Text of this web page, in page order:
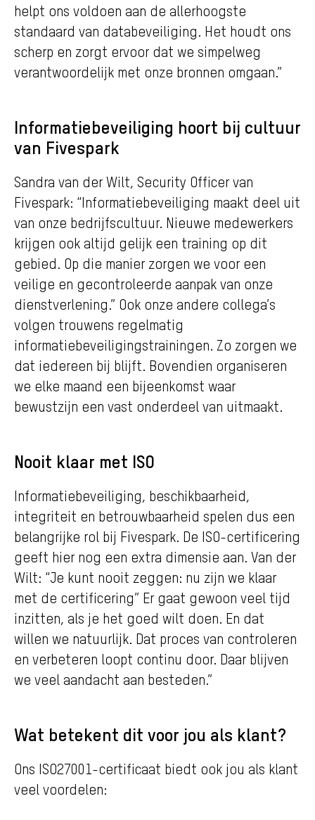
helpt ons voldoen aan de allerhoogste
standaard van databeveiliging. Het houdt ons
scherp en zorgt ervoor dat we simpelweg
verantwoordelijk met onze bronnen omgaan.”
Informatiebeveiliging hoort bij cultuur
van Fivespark
Sandra van der Wilt, Security Officer van
Fivespark: “Informatiebeveiliging maakt deel uit
van onze bedrijfscultuur. Nieuwe medewerkers
krijgen ook altijd gelijk een training op dit
gebied. Op die manier zorgen we voor een
veilige en gecontroleerde aanpak van onze
dienstverlening.” Ook onze andere collega’s
volgen trouwens regelmatig
informatiebeveiligingstrainingen. Zo zorgen we
dat iedereen bij blijft. Bovendien organiseren
we elke maand een bijeenkomst waar
bewustzijn een vast onderdeel van uitmaakt.
Nooit klaar met ISO
Informatiebeveiliging, beschikbaarheid,
integriteit en betrouwbaarheid spelen dus een
belangrijke rol bij Fivespark. De ISO-certificering
geeft hier nog een extra dimensie aan. Van der
Wilt: “Je kunt nooit zeggen: nu zijn we klaar
met de certificering” Er gaat gewoon veel tijd
inzitten, als je het goed wilt doen. En dat
willen we natuurlijk. Dat proces van controleren
en verbeteren loopt continu door. Daar blijven
we veel aandacht aan besteden.”
Wat betekent dit voor jou als klant?
Ons ISO27001-certificaat biedt ook jou als klant
veel voordelen: